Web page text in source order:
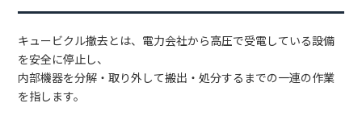
キュービクル撤去とは、電力会社から高圧で受電している設備
を安全に停止し、
内部機器を分解・取り外して搬出・処分するまでの一連の作業
を指します。